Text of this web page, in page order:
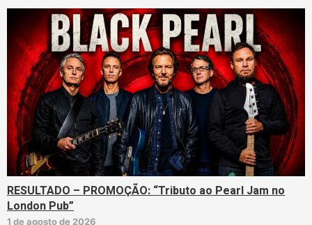
RESULTADO – PROMOÇÃO: “Tributo ao Pearl Jam no
London Pub”
1 de agosto de 2026